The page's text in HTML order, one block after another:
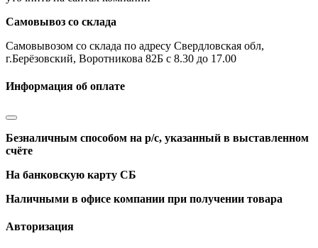
Самовывоз со склада
Самовывозом со склада по адресу Свердловская обл,
г.Берёзовский, Воротникова 82Б с 8.30 до 17.00
Информация об оплате
Безналичным способом на р/с, указанный в выставленном
счёте
На банковскую карту СБ
Наличными в офисе компании при получении товара
Авторизация